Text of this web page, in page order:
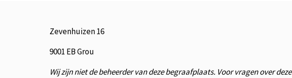
Zevenhuizen 16
9001 EB Grou
Wij zijn niet de beheerder van deze begraafplaats. Voor vragen over deze